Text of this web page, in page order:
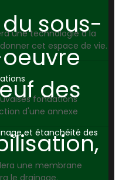
une technologie à la
cet espace de vie.
fondations
d'une annexe
et étanchéité des
une membrane
le drainage.